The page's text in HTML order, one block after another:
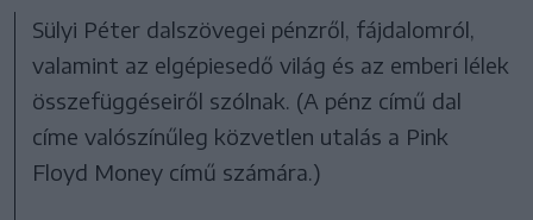
Sülyi Péter dalszövegei pénzről, fájdalomról,
valamint az elgépiesedő világ és az emberi lélek
összefüggéseiről szólnak. (A pénz című dal
címe valószínűleg közvetlen utalás a Pink
Floyd Money című számára.)